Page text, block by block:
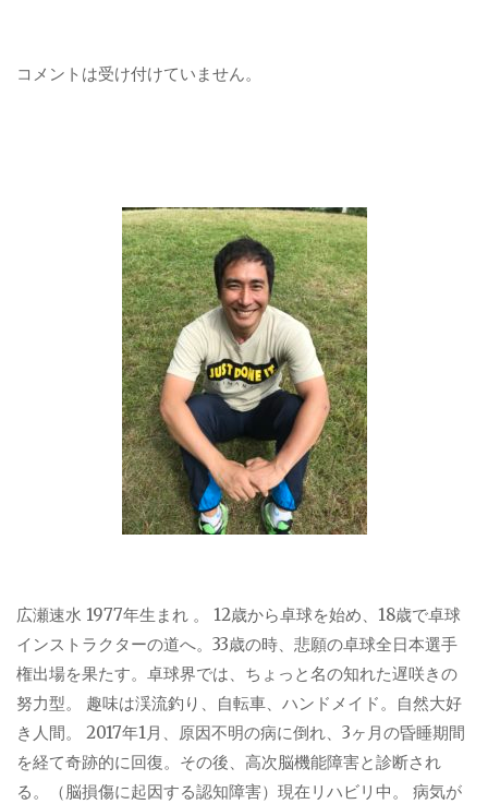
コメントは受け付けていません。
広瀬速水 1977年生まれ 。 12歳から卓球を始め、18歳で卓球
インストラクターの道へ。33歳の時、悲願の卓球全日本選手
権出場を果たす。卓球界では、ちょっと名の知れた遅咲きの
努力型。 趣味は渓流釣り、自転車、ハンドメイド。自然大好
き人間。 2017年1月、原因不明の病に倒れ、3ヶ月の昏睡期間
を経て奇跡的に回復。その後、高次脳機能障害と診断され
る。（脳損傷に起因する認知障害）現在リハビリ中。 病気が